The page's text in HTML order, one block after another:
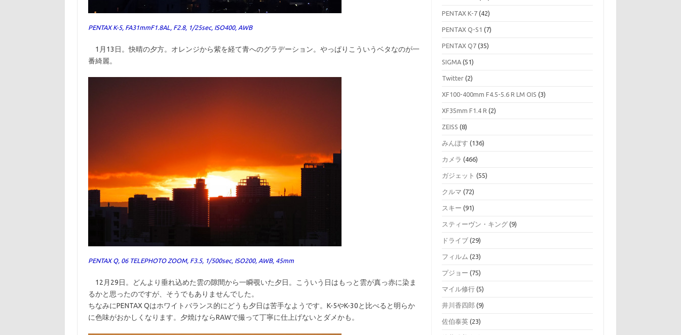
PENTAX K-5, FA31mmF1.8AL, F2.8, 1/25sec, ISO400, AWB
1月13日。快晴の夕方。オレンジから紫を経て青へのグラデーション。やっぱりこういうベタなのが一
番綺麗。
PENTAX Q, 06 TELEPHOTO ZOOM, F3.5, 1/500sec, ISO200, AWB, 45mm
12月29日。どんより垂れ込めた雲の隙間から一瞬覗いた夕日。こういう日はもっと雲が真っ赤に染ま
るかと思ったのですが、そうでもありませんでした。
ちなみにPENTAX Qはホワイトバランス的にどうも夕日は苦手なようです。K-5やK-30と比べると明らか
に色味がおかしくなります。夕焼けならRAWで撮って丁寧に仕上げないとダメかも。
PENTAX K-7 (42)
PENTAX Q-S1 (7)
PENTAX Q7 (35)
SIGMA (51)
Twitter (2)
XF100-400mm F4.5-5.6 R LM OIS (3)
XF35mm F1.4 R (2)
ZEISS (8)
みんぽす (136)
カメラ (466)
ガジェット (55)
クルマ (72)
スキー (91)
スティーヴン・キング (9)
ドライブ (29)
フィルム (23)
プジョー (75)
マイル修行 (5)
井川香四郎 (9)
佐伯泰英 (23)